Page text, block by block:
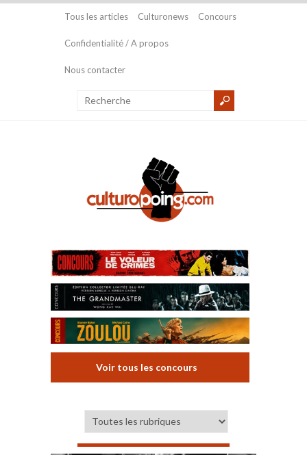
Tous les articles Culturonews Concours
Confidentialité / A propos
Nous contacter
Voir tous les concours